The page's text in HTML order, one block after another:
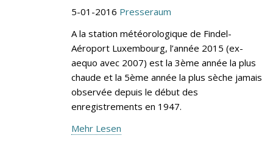
5-01-2016 Presseraum
A la station météorologique de Findel-
Aéroport Luxembourg, l’année 2015 (ex-
aequo avec 2007) est la 3ème année la plus
chaude et la 5ème année la plus sèche jamais
observée depuis le début des
enregistrements en 1947.
Mehr Lesen